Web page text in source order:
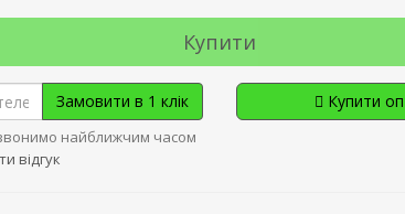
Купити
Замовити в 1 клік
найближчим часом
Купити
відгук